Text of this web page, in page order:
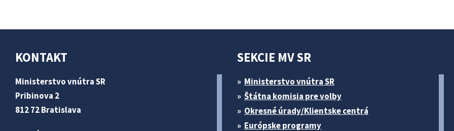
KONTAKT
Ministerstvo vnútra SR
Pribinova 2
812 72 Bratislava
SEKCIE MV SR
Ministerstvo vnútra SR
Štátna komisia pre volby
Okresné úrady/Klientske centrá
Európske programy